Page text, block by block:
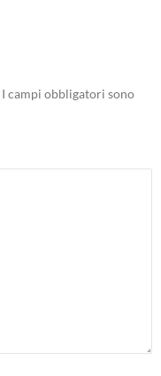
I campi obbligatori sono